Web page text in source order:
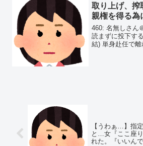
取り上げ、搾
親権を得る為
ち上げ、追
460: 名無しさん
読まずに投下す
結) 単身赴任で離
【うわぁ…】指
と…女『ここ座
れた。『いいん